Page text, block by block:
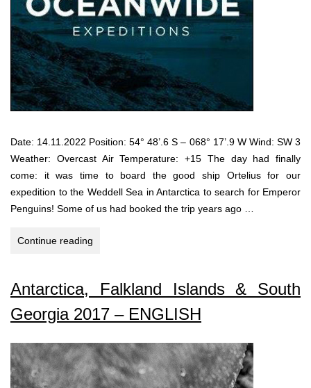
Date: 14.11.2022 Position: 54° 48’.6 S – 068° 17’.9 W Wind: SW 3
Weather: Overcast Air Temperature: +15 The day had finally
come: it was time to board the good ship Ortelius for our
expedition to the Weddell Sea in Antarctica to search for Emperor
Penguins! Some of us had booked the trip years ago …
Continue reading
search
of
the
Emperor
Penguins
Antarctica, Falkland Islands & South
Georgia 2017 – ENGLISH